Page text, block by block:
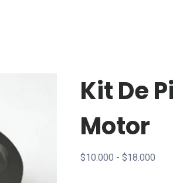
Kit De
Motor
$10.000 - $18.000